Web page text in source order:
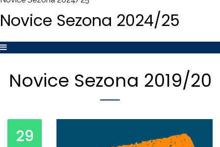
Novice Sezona 2024/25
Novice Sezona 2019/20
29